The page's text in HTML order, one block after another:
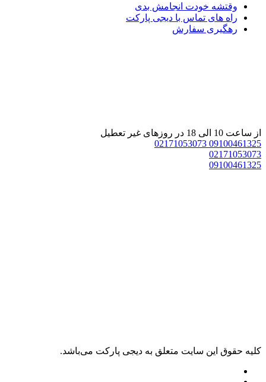
وقتشه خودت انجامش بدی
راه های تماس با دیجی پارکت
رهگیری سفارش
ساعت 10 الی 18 در روزهای غیر تعطیل
02171053073
حقوق اين سايت متعلق به دیجی پارکت می‌باشد.